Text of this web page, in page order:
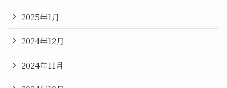
2025年1月
2024年12月
2024年11月